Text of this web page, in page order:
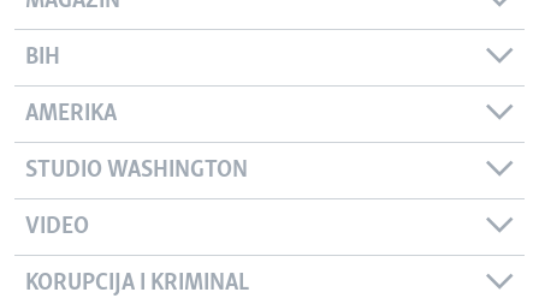
BIH
AMERIKA
STUDIO WASHINGTON
VIDEO
KORUPCIJA I KRIMINAL